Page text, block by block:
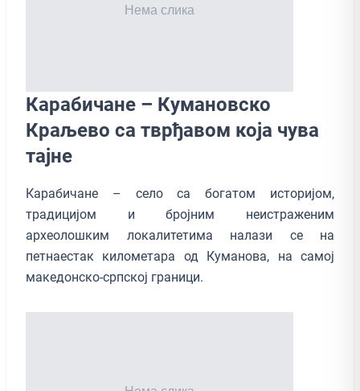
Карабичане – Кумановско
Краљево са тврђавом која чува
тајне
Карабичане – село са богатом историјом,
традицијом и бројним неистраженим
археолошким локалитетима налази се на
петнаестак километара од Куманова, на самој
македонско-српској граници.